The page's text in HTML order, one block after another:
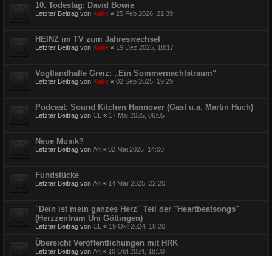
10. Todestag: David Bowie
Letzter Beitrag von Kalle « 25 Feb 2026, 21:39
HEINZ im TV zum Jahreswechsel
Letzter Beitrag von Kalle « 19 Dez 2025, 18:17
Vogtlandhalle Greiz: „Ein Sommernachtstraum“
Letzter Beitrag von Kalle « 02 Sep 2025, 19:29
Podcast: Sound Kitchen Hannover (Gast u.a. Martin Huch)
Letzter Beitrag von CL « 17 Mai 2025, 06:05
Neue Musik?
Letzter Beitrag von An « 02 Mai 2025, 14:00
Fundstücke
Letzter Beitrag von An « 14 Mär 2025, 22:20
"Dein ist mein ganzes Herz" Teil der "Heartbeatsongs"
(Herzzentrum Uni Göttingen)
Letzter Beitrag von CL « 19 Okt 2024, 18:20
Übersicht Veröffentlichungen mit HRK
Letzter Beitrag von An « 10 Okt 2024, 18:30